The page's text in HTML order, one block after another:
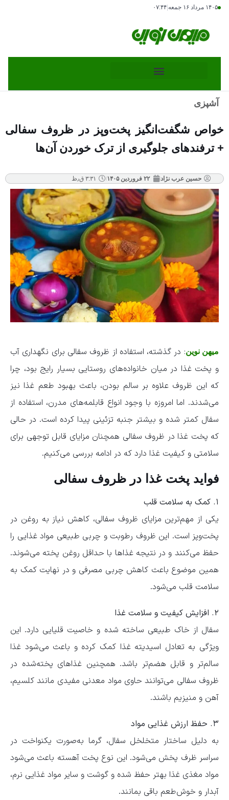
۱۴۰۵ مرداد ۱۶ جمعه ۰۷:۴۴
آشپزی
خواص شگفت‌انگیز پخت‌وپز در ظروف سفالی
+ ترفندهای جلوگیری از ترک خوردن آن‌ها
حسین عرب نژاد ۲۲ فروردین ۱۴۰۵ ۳:۳۱ ق٫ظ
میهن نوین: در گذشته، استفاده از ظروف سفالی برای نگهداری آب
و پخت غذا در میان خانواده‌های روستایی بسیار رایج بود، چرا
که این ظروف علاوه بر سالم بودن، باعث بهبود طعم غذا نیز
می‌شدند. اما امروزه با وجود انواع قابلمه‌های مدرن، استفاده از
سفال کمتر شده و بیشتر جنبه تزئینی پیدا کرده است. در حالی
که پخت غذا در ظروف سفالی همچنان مزایای قابل توجهی برای
سلامتی و کیفیت غذا دارد که در ادامه بررسی می‌کنیم.
فواید پخت غذا در ظروف سفالی
۱. کمک به سلامت قلب
یکی از مهم‌ترین مزایای ظروف سفالی، کاهش نیاز به روغن در
پخت‌وپز است. این ظروف رطوبت و چربی طبیعی مواد غذایی را
حفظ می‌کنند و در نتیجه غذاها با حداقل روغن پخته می‌شوند.
همین موضوع باعث کاهش چربی مصرفی و در نهایت کمک به
سلامت قلب می‌شود.
۲. افزایش کیفیت و سلامت غذا
سفال از خاک طبیعی ساخته شده و خاصیت قلیایی دارد. این
ویژگی به تعادل اسیدیته غذا کمک کرده و باعث می‌شود غذا
سالم‌تر و قابل هضم‌تر باشد. همچنین غذاهای پخته‌شده در
ظروف سفالی می‌توانند حاوی مواد معدنی مفیدی مانند کلسیم،
آهن و منیزیم باشند.
۳. حفظ ارزش غذایی مواد
به دلیل ساختار متخلخل سفال، گرما به‌صورت یکنواخت در
سراسر ظرف پخش می‌شود. این نوع پخت آهسته باعث می‌شود
مواد مغذی غذا بهتر حفظ شده و گوشت و سایر مواد غذایی نرم،
آبدار و خوش‌طعم باقی بمانند.